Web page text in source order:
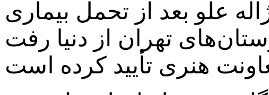
علو بعد از تحمل بیماری